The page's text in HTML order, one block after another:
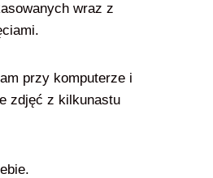
wraz z
przy komputerze i
zdjęć z kilkunastu